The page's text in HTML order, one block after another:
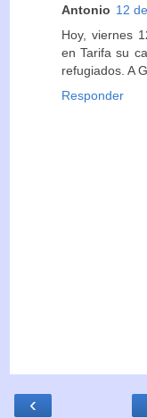
Antonio 12
Hoy, viernes
en Tarifa su
refugiados. A
Responder
‹